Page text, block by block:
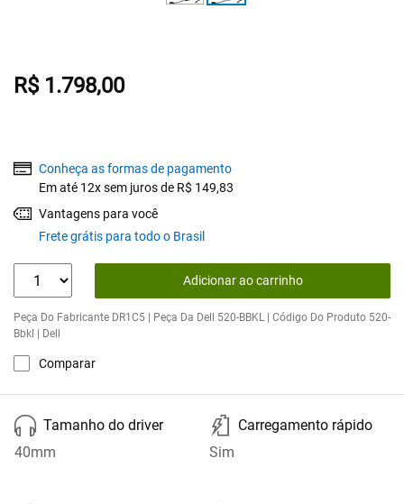
R$ 1.798,00
Conheça as formas de pagamento
Em até 12x sem juros de R$ 149,83
Vantagens para você
Frete grátis para todo o Brasil
Adicionar ao carrinho
Peça Do Fabricante DR1C5 | Peça Da Dell 520-BBKL | Código Do Produto 520-
Bbkl | Dell
Comparar
 Tamanho do driver
40mm
🔋
Carregamento rápido
Sim